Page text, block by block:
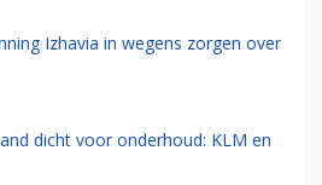
Izhavia in wegens zorgen over
dicht voor onderhoud: KLM en